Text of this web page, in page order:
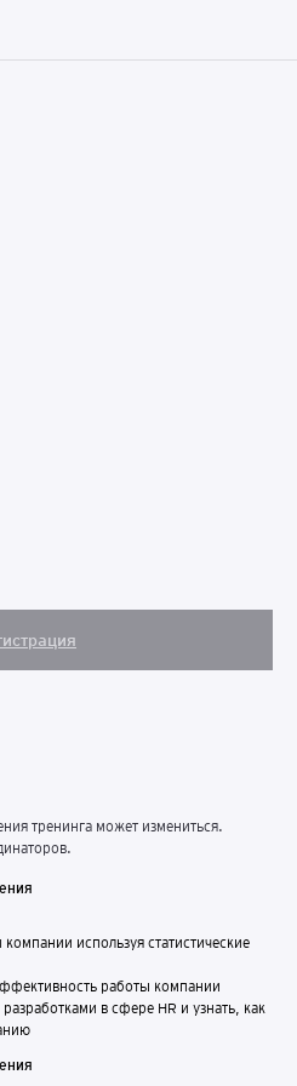
тренинга может измениться.
используя статистические
работы компании
в сфере HR и узнать, как